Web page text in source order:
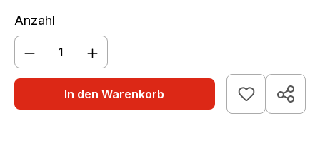
Anzahl
Produkt Anzahl: Gib den
In den Warenkorb